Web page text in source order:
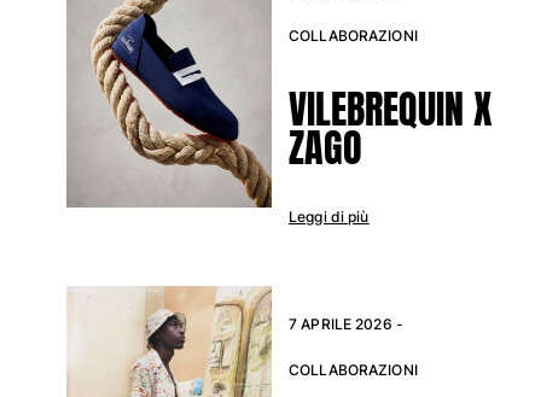
Neonato
Slip Mare
Vedi tutti i Costumi da bagno
Abbigliamento
Abiti e Gonne
T-shirt
Vedi tutti i Abbigliamento
Neonato
COLLABORAZIONI
VILEBREQUIN X
ZAGO
Leggi di più
7 APRILE 2026 -
COLLABORAZIONI